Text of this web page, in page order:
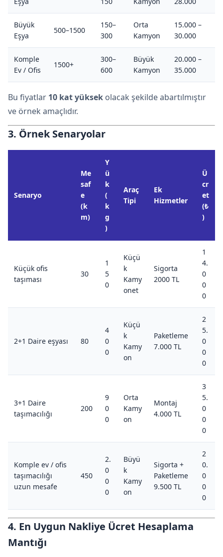
Büyük
Eşya
500–1500
150–
300
Orta
Kamyon
15.000 –
30.000
Komple
Ev / Ofis
1500+
300–
600
Büyük
Kamyon
20.000 –
35.000
Bu fiyatlar 10 kat yüksek olacak şekilde abartılmıştır
ve örnek amaçlıdır.
3. Örnek Senaryolar
Senaryo
Me
saf
e
(k
m)
Y
ü
k
(
k
g
)
Araç
Tipi
Ek
Hizmetler
Ü
cr
et
(₺
)
Küçük ofis
taşıması
30
1
5
0
Küçü
k
Kamy
onet
Sigorta
2000 TL
1
4.
0
0
0
2+1 Daire eşyası 80
4
0
0
Küçü
k
Kamy
on
Paketleme
7.000 TL
2
5.
0
0
0
3+1 Daire
taşımacılığı
200
9
0
0
Orta
Kamy
on
Montaj
4.000 TL
3
5.
0
0
0
Komple ev / ofis
taşımacılığı
uzun mesafe
450
2.
0
0
0
Büyü
k
Kamy
on
Sigorta +
Paketleme
9.500 TL
2
0.
0
0
0
4. En Uygun Nakliye Ücret Hesaplama
Mantığı